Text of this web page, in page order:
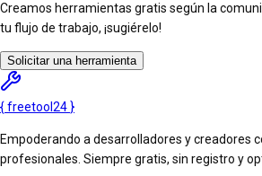
Creamos herramientas gratis según la
tu flujo de trabajo, ¡sugiérelo!
Solicitar una herramienta
{freetool 24 }
Empoderando a desarrolladores y creadores
profesionales. Siempre gratis, sin registro y